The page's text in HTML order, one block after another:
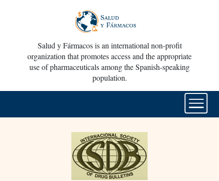
Salud y Fármacos is an international non-profit
organization that promotes access and the appropriate
use of pharmaceuticals among the Spanish-speaking
population.